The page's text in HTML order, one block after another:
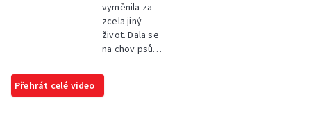
vyměnila za
zcela jiný
život. Dala se
na chov psů…
Přehrát celé video